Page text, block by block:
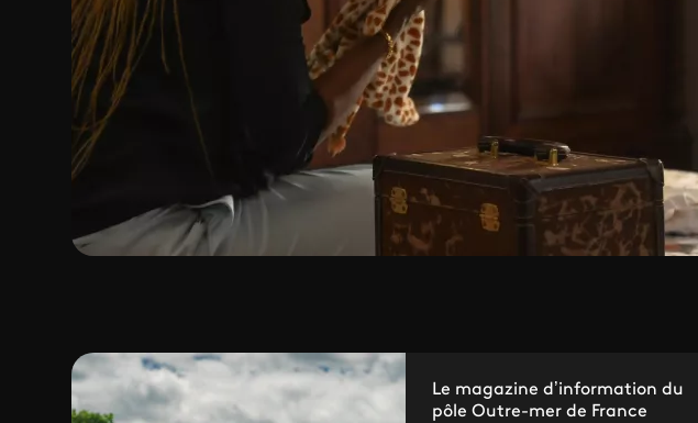
Le magazine d’information du
pôle Outre-mer de France